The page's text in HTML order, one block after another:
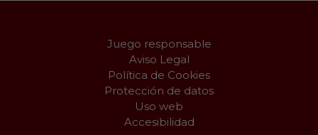
Juego responsable
Aviso Legal
Política de Cookies
Protección de datos
Uso web
Accesibilidad